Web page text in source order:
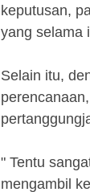
keputusan,
yang selama
Selain itu,
" Tentu
mengambil